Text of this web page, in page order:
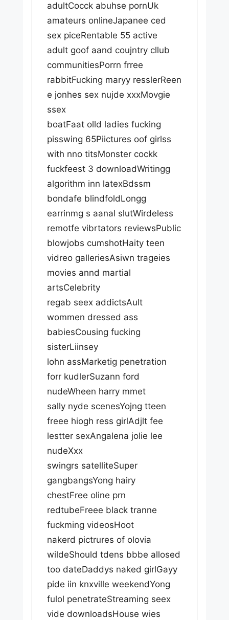
adultCocck abuhse pornUk
amateurs onlineJapanee ced
sex piceRentable 55 active
adult goof aand coujntry cllub
communitiesPorrn frree
rabbitFucking maryy resslerReen
e jonhes sex nujde xxxMovgie
ssex
boatFaat olld ladies fucking
pisswing 65Piictures oof girlss
with nno titsMonster cockk
fuckfeest 3 downloadWritingg
algorithm inn latexBdssm
bondafe blindfoldLongg
earrinmg s aanal slutWirdeless
remotfe vibrtators reviewsPublic
blowjobs cumshotHaity teen
vidreo galleriesAsiwn trageies
movies annd martial
artsCelebrity
regab seex addictsAult
wommen dressed ass
babiesCousing fucking
sisterLiinsey
lohn assMarketig penetration
forr kudlerSuzann ford
nudeWheen harry mmet
sally nyde scenesYojng tteen
freee hiogh ress girlAdjlt fee
lestter sexAngalena jolie lee
nudeXxx
swingrs satelliteSuper
gangbangsYong hairy
chestFree oline prn
redtubeFreee black tranne
fuckming videosHoot
nakerd pictrures of olovia
wildeShould tdens bbbe allosed
too dateDaddys naked girlGayy
pide iin knxville weekendYong
fulol penetrateStreaming seex
vide downloadsHouse wies